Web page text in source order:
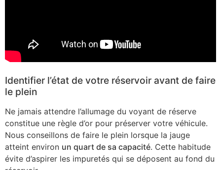
Identifier l’état de votre réservoir avant de faire
le plein
Ne jamais attendre l’allumage du voyant de réserve
constitue une règle d’or pour préserver votre véhicule.
Nous conseillons de faire le plein lorsque la jauge
atteint environ un quart de sa capacité. Cette habitude
évite d’aspirer les impuretés qui se déposent au fond du